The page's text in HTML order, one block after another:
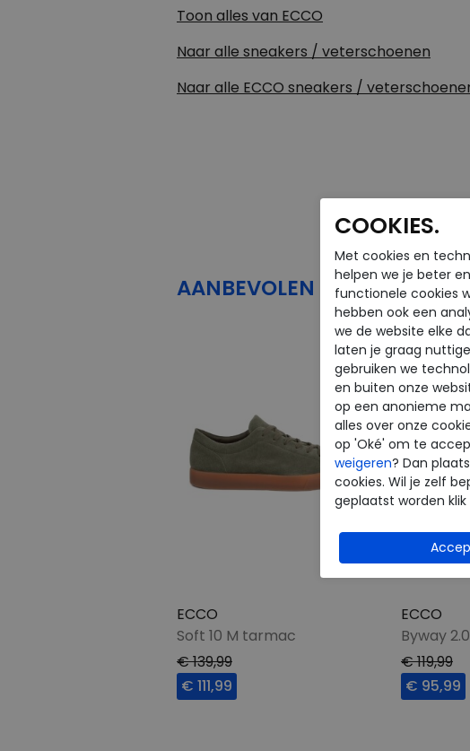
Toon alles van ECCO
Naar alle sneakers / veterschoenen
Naar alle ECCO sneakers /
AANBEVOLEN PRODUCTEN
ECCO
Soft 10 M tarmac
€ 139,99
€ 111,99
ECCO
Byway
€ 119,99
€ 95,99
COOKIES.
Met cookies en
helpen we je beter
functionele cookies
hebben ook een
we de website elke
laten je graag
gebruiken we
en buiten onze
op een anonieme
alles over onze
op 'Oké' om te
weigeren? Dan
cookies. Wil je zelf
geplaatst worden klik